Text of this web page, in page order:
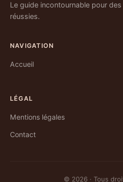
Le guide incontournable pour
réussies.
NAVIGATION
Accueil
LÉGAL
Mentions légales
Contact
© 2026 · Tous